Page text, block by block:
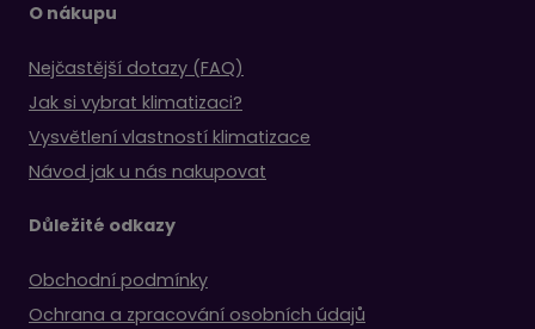
O nákupu
Nejčastější dotazy (FAQ)
Jak si vybrat klimatizaci?
Vysvětlení vlastností klimatizace
Návod jak u nás nakupovat
Důležité odkazy
Obchodní podmínky
Ochrana a zpracování osobních údajů